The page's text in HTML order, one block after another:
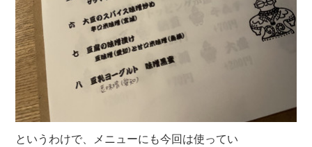
というわけで、メニューにも今回は使ってい